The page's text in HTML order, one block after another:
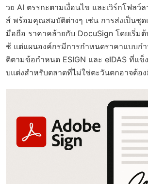
วย AI ตรรกะตามเงื่อนไข และเวิร์กโฟลว์
ส์ พร้อมคุณสมบัติต่างๆ เช่น การส่งเป็นชุ
มือถือ ราคาคล้ายกับ DocuSign โดยเริ่ม
ช้ แต่แผนองค์กรมีการกำหนดราคาแบบก
ติตามข้อกำหนด ESIGN และ eIDAS ที่แข็
บแต่งสำหรับตลาดที่ไม่ใช่ตะวันตกอาจต้อง